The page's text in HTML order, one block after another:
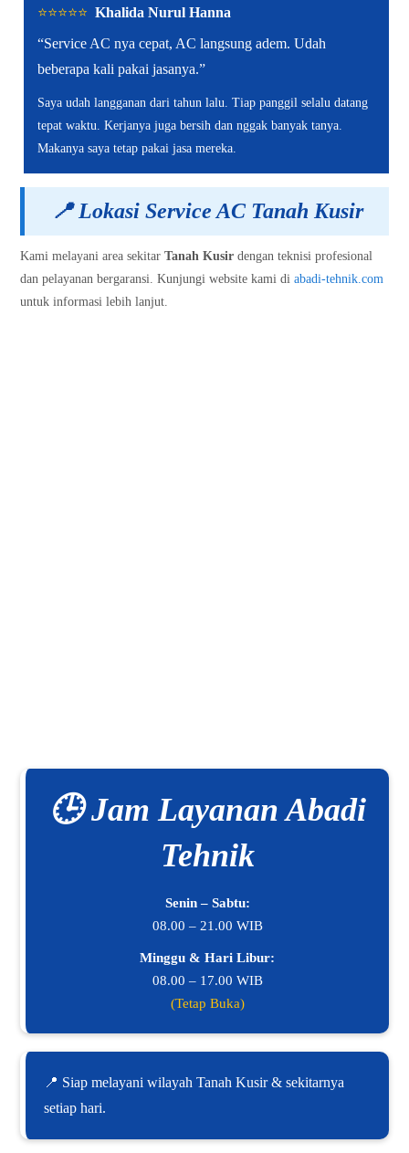
⭐️⭐️⭐️⭐️⭐️ Khalida Nurul Hanna
“Service AC nya cepat, AC langsung adem. Udah
beberapa kali pakai jasanya.”
Saya udah langganan dari tahun lalu. Tiap panggil selalu datang
tepat waktu. Kerjanya juga bersih dan nggak banyak tanya.
Makanya saya tetap pakai jasa mereka.
📍 Lokasi Service AC Tanah Kusir
Kami melayani area sekitarTanah Kusirdengan teknisi profesional
dan pelayanan bergaransi. Kunjungi website kami diabadi-tehnik.com
untuk informasi lebih lanjut.
🕒 Jam Layanan Abadi
Tehnik
Senin – Sabtu:
08.00 – 21.00 WIB
Minggu & Hari Libur:
08.00 – 17.00 WIB
(Tetap Buka)
📍 Siap melayani wilayah Tanah Kusir & sekitarnya
setiap hari.